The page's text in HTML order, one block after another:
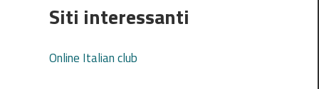
Siti interessanti
Online Italian club